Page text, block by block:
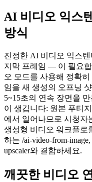
AI 비디오 익스
방식
진정한 AI 비디오 익스
지막 프레임 — 이 필요합
오 모드를 사용해 정확
임을 새 생성의 오프닝
5~15초의 연속 장면을
이 생깁니다: 원본 푸티
에서 일어나므로 시청자
생성형 비디오 워크플로
하는 /ai-video-from-
upscaler와 결합하세요.
깨끗한 비디오